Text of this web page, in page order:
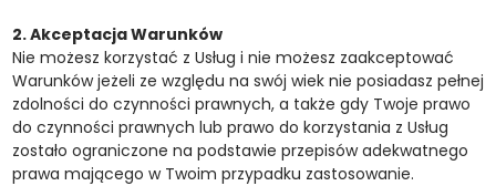
2. Akceptacja Warunków
Nie możesz korzystać z Usług i nie możesz zaakceptować
Warunków jeżeli ze względu na swój wiek nie posiadasz pełnej
zdolności do czynności prawnych, a także gdy Twoje prawo
do czynności prawnych lub prawo do korzystania z Usług
zostało ograniczone na podstawie przepisów adekwatnego
prawa mającego w Twoim przypadku zastosowanie.